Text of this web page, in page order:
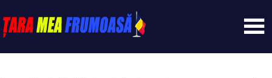
to
content
Tarameafrumoasa